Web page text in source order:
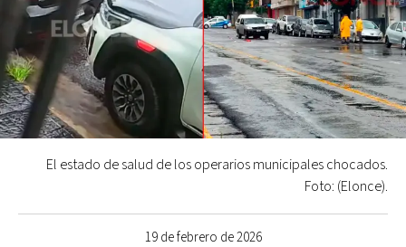
19 de febrero de 2026
El estado de salud de los operarios municipales chocados.
Foto: (Elonce).